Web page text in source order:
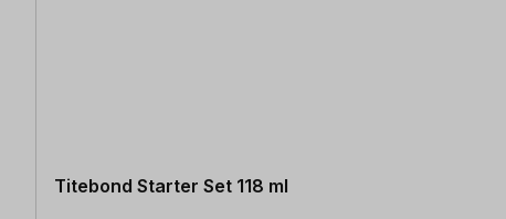
Titebond Starter Set 118 ml